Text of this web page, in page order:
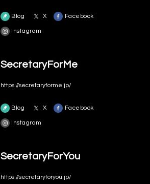
Blog X Facebook
Instagram
SecretaryForMe
https://secretaryforme.jp/
Blog X Facebook
Instagram
SecretaryForYou
https://secretaryforyou.jp/